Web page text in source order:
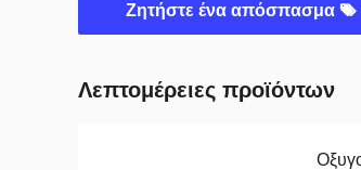
Ζητήστε ένα απόσπασμα
Λεπτομέρειες προϊόντων